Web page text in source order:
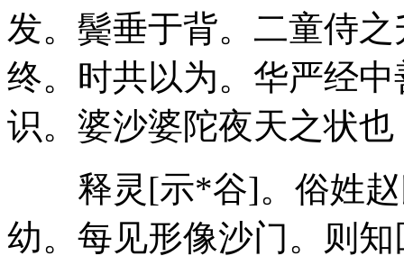
发。鬓垂于背。二童侍
终。时共以为。华严经
识。婆沙婆陀夜天之状也
释灵[示*谷]。俗姓赵
幼。每见形像沙门。则